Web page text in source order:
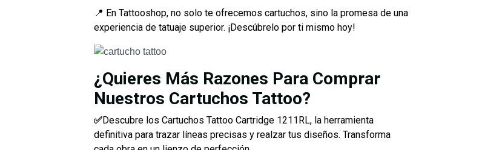
📍 En Tattooshop, no solo te ofrecemos cartuchos, sino la promesa de una
experiencia de tatuaje superior. ¡Descúbrelo por ti mismo hoy!
¿Quieres Más Razones Para Comprar
Nuestros Cartuchos Tattoo?
✅Descubre los Cartuchos Tattoo Cartridge 1211RL, la herramienta
definitiva para trazar líneas precisas y realzar tus diseños. Transforma